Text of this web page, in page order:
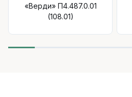
«Верди» П4.487.0.01
(108.01)